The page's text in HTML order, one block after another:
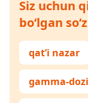
Siz uchun
bo‘lgan
qat’i nazar
gamma-